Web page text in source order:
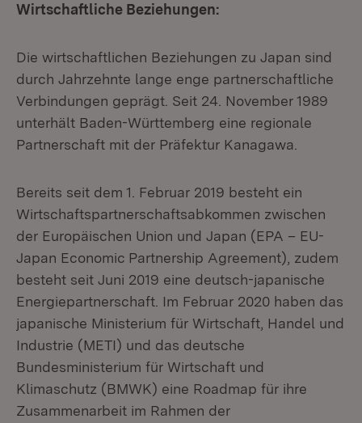
Wirtschaftliche Beziehungen:
Die wirtschaftlichen Beziehungen zu Japan sind
durch Jahrzehnte lange enge partnerschaftliche
Verbindungen geprägt. Seit 24. November 1989
unterhält Baden-Württemberg eine regionale
Partnerschaft mit der Präfektur Kanagawa.
Bereits seit dem 1. Februar 2019 besteht ein
Wirtschaftspartnerschaftsabkommen zwischen
der Europäischen Union und Japan (EPA – EU-
Japan Economic Partnership Agreement), zudem
besteht seit Juni 2019 eine deutsch-japanische
Energiepartnerschaft. Im Februar 2020 haben das
japanische Ministerium für Wirtschaft, Handel und
Industrie (METI) und das deutsche
Bundesministerium für Wirtschaft und
Klimaschutz (BMWK) eine Roadmap für ihre
Zusammenarbeit im Rahmen der